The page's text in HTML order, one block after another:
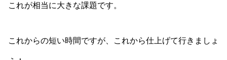
これが相当に大きな課題です。
これからの短い時間ですが、これから仕上げて行きましょ